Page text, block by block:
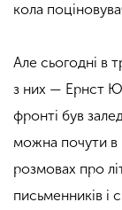
кола
Але сьогодні в
з них — Ернст
фронті був
можна почути в
розмовах про
письменників і